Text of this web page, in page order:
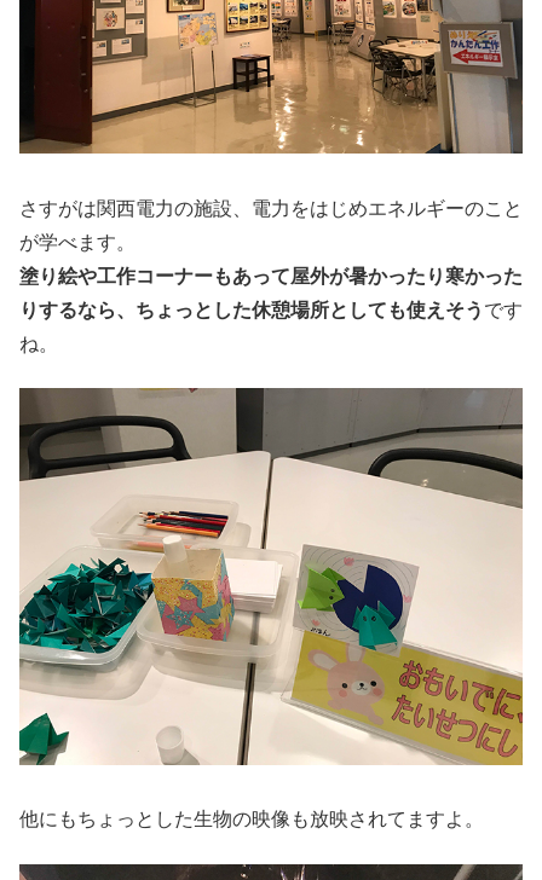
さすがは関西電力の施設、電力をはじめエネルギーのこと
が学べます。
塗り絵や工作コーナーもあって屋外が暑かったり寒かった
りするなら、ちょっとした休憩場所としても使えそう です
ね。
他にもちょっとした生物の映像も放映されてますよ。